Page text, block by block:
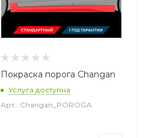
Покраска порога Changan
Услуга доступна
Арт.: Changan_POROGA